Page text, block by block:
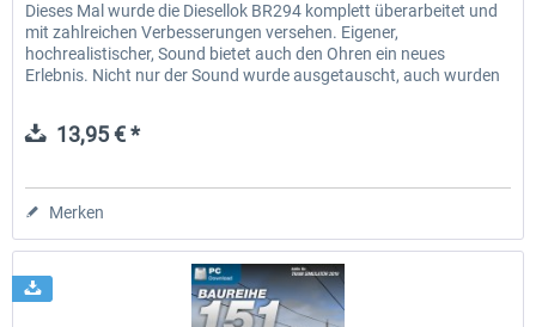
Dieses Mal wurde die Diesellok BR294 komplett überarbeitet und
mit zahlreichen Verbesserungen versehen. Eigener,
hochrealistischer, Sound bietet auch den Ohren ein neues
Erlebnis. Nicht nur der Sound wurde ausgetauscht, auch wurden
13,95 € *
Merken